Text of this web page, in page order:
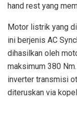
hand rest yang
Motor listrik yang
ini berjenis AC
dihasilkan oleh
maksimum 380
inverter transmisi
diteruskan via